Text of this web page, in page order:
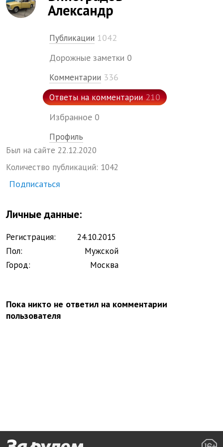
Александр
Публикации 1042
Дорожные заметки 0
Комментарии 336
Ответы на комментарии 210
Избранное 0
Профиль
Был на сайте 22.12.2020
Количество публикаций: 1042
Подписаться
Личные данные:
Регистрация: 24.10.2015
Пол:
Мужской
Город:
Москва
Пока никто не ответил на комментарии
пользователя